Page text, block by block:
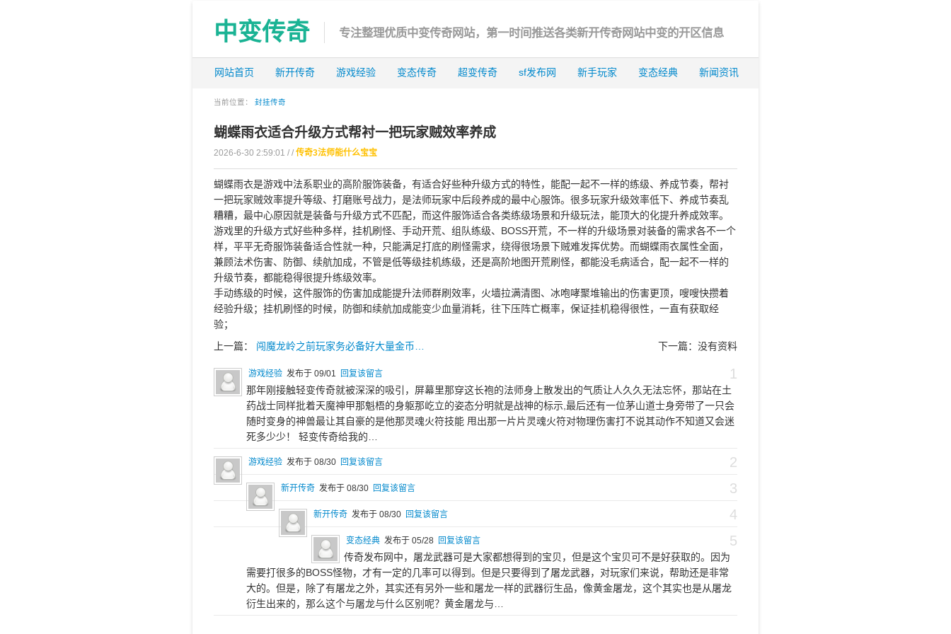
中变传奇 专注整理优质中变传奇网站，第一时间推送各类新开传奇网站中变的开区信息
网站首页 新开传奇 游戏经验 变态传奇 超变传奇 sf发布网 新手玩家 变态经典 新闻资讯
当前位置： 封挂传奇
蝴蝶雨衣适合升级方式帮衬一把玩家贼效率养成
2026-6-30 2:59:01 / / 传奇3法师能什么宝宝
蝴蝶雨衣是游戏中法系职业的高阶服饰装备，有适合好些种升级方式的特性，能配一起不一样的练级、养成节奏，帮衬
一把玩家贼效率提升等级、打磨账号战力，是法师玩家中后段养成的最中心服饰。很多玩家升级效率低下、养成节奏乱
糟糟，最中心原因就是装备与升级方式不匹配，而这件服饰适合各类练级场景和升级玩法，能顶大的化提升养成效率。
游戏里的升级方式好些种多样，挂机刷怪、手动开荒、组队练级、BOSS开荒，不一样的升级场景对装备的需求各不一个
样，平平无奇服饰装备适合性就一种，只能满足打底的刷怪需求，绕得很场景下贼难发挥优势。而蝴蝶雨衣属性全面，
兼顾法术伤害、防御、续航加成，不管是低等级挂机练级，还是高阶地图开荒刷怪，都能没毛病适合，配一起不一样的
升级节奏，都能稳得很提升练级效率。
手动练级的时候，这件服饰的伤害加成能提升法师群刷效率，火墙拉满清图、冰咆哮聚堆输出的伤害更顶，嗖嗖快攒着
经验升级；挂机刷怪的时候，防御和续航加成能变少血量消耗，往下压阵亡概率，保证挂机稳得很性，一直有获取经
验；
上一篇： 闯魔龙岭之前玩家务必备好大量金币… 下一篇： 没有资料
1
游戏经验 发布于 09/01 回复该留言
那年刚接触轻变传奇就被深深的吸引，屏幕里那穿这长袍的法师身上散发出的气质让人久久无法忘怀，那站在土
药战士同样批着天魔神甲那魁梧的身躯那屹立的姿态分明就是战神的标示,最后还有一位茅山道士身旁带了一只会
随时变身的神兽最让其自豪的是他那灵魂火符技能 甩出那一片片灵魂火符对物理伤害打不说其动作不知道又会迷
死多少少！ 轻变传奇给我的…
2
游戏经验 发布于 08/30 回复该留言
3
新开传奇 发布于 08/30 回复该留言
4
新开传奇 发布于 08/30 回复该留言
5
变态经典 发布于 05/28 回复该留言
传奇发布网中，屠龙武器可是大家都想得到的宝贝，但是这个宝贝可不是好获取的。因为
需要打很多的BOSS怪物，才有一定的几率可以得到。但是只要得到了屠龙武器，对玩家们来说，帮助还是非常
大的。但是，除了有屠龙之外，其实还有另外一些和屠龙一样的武器衍生品，像黄金屠龙，这个其实也是从屠龙
衍生出来的，那么这个与屠龙与什么区别呢？黄金屠龙与…